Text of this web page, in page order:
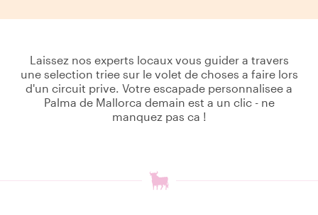
Laissez nos experts locaux vous guider a travers
une selection triee sur le volet de choses a faire lors
d'un circuit prive. Votre escapade personnalisee a
Palma de Mallorca demain est a un clic - ne
manquez pas ca !